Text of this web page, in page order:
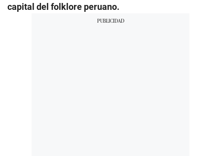
capital del folklore peruano.